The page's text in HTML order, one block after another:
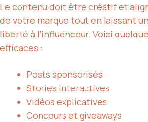
Le contenu doit être créatif et
de votre marque tout en laissant
liberté à l’influenceur. Voici
efficaces :
Posts sponsorisés
Stories interactives
Vidéos explicatives
Concours et giveaways